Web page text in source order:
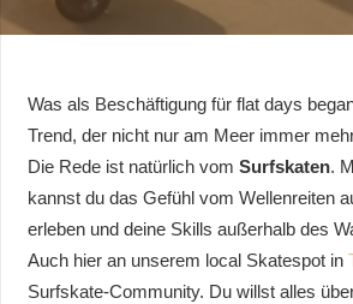
Was als Beschäftigung für flat days
Trend, der nicht nur am Meer immer
Die Rede ist natürlich vom Surfskaten.
kannst du das Gefühl vom Wellenreiten
erleben und deine Skills außerhalb des
Auch hier an unserem local Skatespot in
Surfskate-Community. Du willst alles